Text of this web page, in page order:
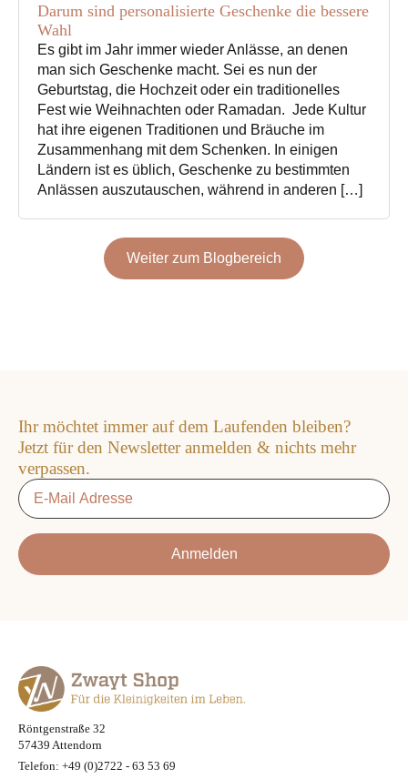
Darum sind personalisierte Geschenke die bessere
Wahl
Es gibt im Jahr immer wieder Anlässe, an denen
man sich Geschenke macht. Sei es nun der
Geburtstag, die Hochzeit oder ein traditionelles
Fest wie Weihnachten oder Ramadan. Jede Kultur
hat ihre eigenen Traditionen und Bräuche im
Zusammenhang mit dem Schenken. In einigen
Ländern ist es üblich, Geschenke zu bestimmten
Anlässen auszutauschen, während in anderen […]
Weiter zum Blogbereich
Ihr möchtet immer auf dem Laufenden bleiben?
Jetzt für den Newsletter anmelden & nichts mehr
verpassen.
Email
Anmelden
Röntgenstraße 32
57439 Attendorn
Telefon: +49 (0)2722 - 63 53 69